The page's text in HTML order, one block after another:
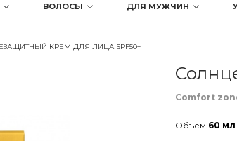
ВОЛОСЫ ДЛЯ МУЖЧИН
КРЕМ ДЛЯ ЛИЦА SPF50+
Comfort
Объем 60 мл